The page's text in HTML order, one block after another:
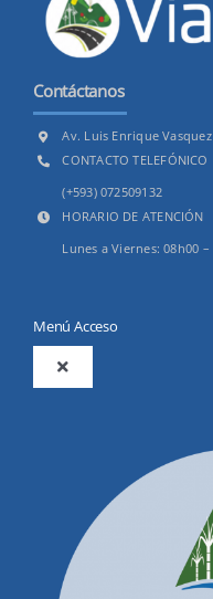
Contáctanos
Av. Luis Enrique
CONTACTO TELEFÓNICO
(+593) 072509132
HORARIO DE ATENCIÓN
Lunes a Viernes: 08h00 –
Menú Acceso
Toggle
Productos y Servicios
Convocatorias